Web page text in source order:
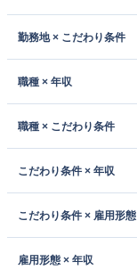
勤務地 × こだわり条件
職種 × 年収
職種 × こだわり条件
こだわり条件 × 年収
こだわり条件 × 雇用形態
雇用形態 × 年収